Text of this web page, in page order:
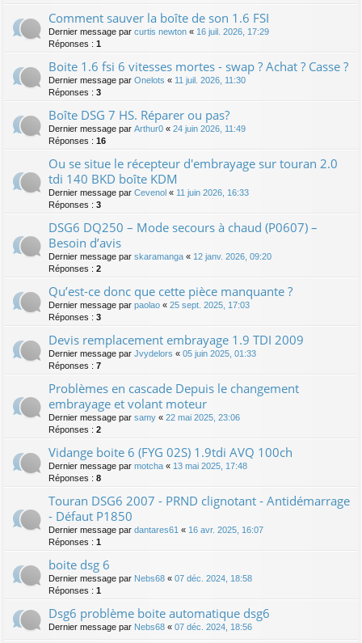
Comment sauver la boîte de son 1.6 FSI
Dernier message par curtis newton « 16 juil. 2026, 17:29
Réponses : 1
Boite 1.6 fsi 6 vitesses mortes - swap ? Achat ? Casse ?
Dernier message par Onelots « 11 juil. 2026, 11:30
Réponses : 3
Boîte DSG 7 HS. Réparer ou pas?
Dernier message par Arthur0 « 24 juin 2026, 11:49
Réponses : 16
Ou se situe le récepteur d'embrayage sur touran 2.0
tdi 140 BKD boîte KDM
Dernier message par Cevenol « 11 juin 2026, 16:33
Réponses : 3
DSG6 DQ250 – Mode secours à chaud (P0607) –
Besoin d’avis
Dernier message par skaramanga « 12 janv. 2026, 09:20
Réponses : 2
Qu’est-ce donc que cette pièce manquante ?
Dernier message par paolao « 25 sept. 2025, 17:03
Réponses : 3
Devis remplacement embrayage 1.9 TDI 2009
Dernier message par Jvydelors « 05 juin 2025, 01:33
Réponses : 7
Problèmes en cascade Depuis le changement
embrayage et volant moteur
Dernier message par samy « 22 mai 2025, 23:06
Réponses : 2
Vidange boite 6 (FYG 02S) 1.9tdi AVQ 100ch
Dernier message par motcha « 13 mai 2025, 17:48
Réponses : 8
Touran DSG6 2007 - PRND clignotant - Antidémarrage
- Défaut P1850
Dernier message par dantares61 « 16 avr. 2025, 16:07
Réponses : 1
boite dsg 6
Dernier message par Nebs68 « 07 déc. 2024, 18:58
Réponses : 1
Dsg6 problème boite automatique dsg6
Dernier message par Nebs68 « 07 déc. 2024, 18:56